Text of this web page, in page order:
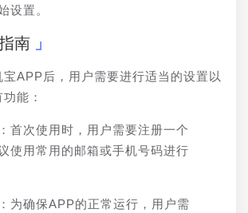
设置。
南
APP后，用户需要进行适当的设置以
能：
：首次使用时，用户需要注册一个
使用常用的邮箱或手机号码进行
：为确保APP的正常运行，用户需